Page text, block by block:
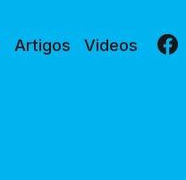
Artigos Videos